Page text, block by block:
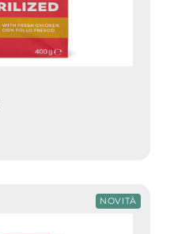
NOVITÀ